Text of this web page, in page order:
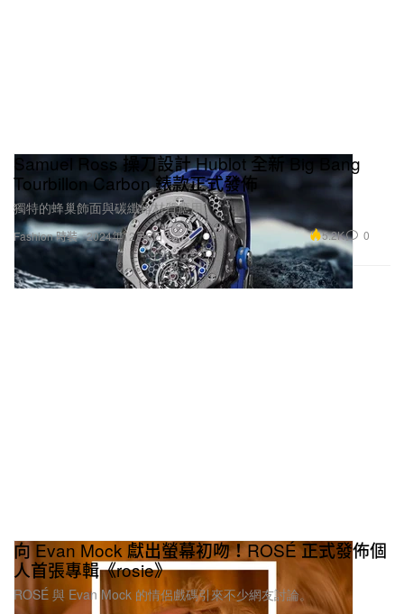
Fashion 時裝
Samuel Ross 操刀設計 Hublot 全新 Big Bang
Tourbillon Carbon 錶款正式發佈
獨特的蜂巢飾面與碳纖維材質應用。
2024年12月6日 5.2K 0
向 Evan Mock 獻出螢幕初吻！ROSÉ 正式發佈個
人首張專輯《rosie》
ROSÉ 與 Evan Mock 的情侶戲碼引來不少網友討論。